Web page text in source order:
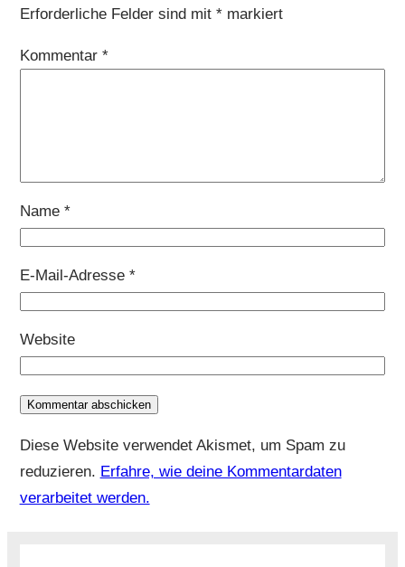
Erforderliche Felder sind mit *markiert
Kommentar *
Name *
E-Mail-Adresse *
Website
Diese Website verwendet Akismet, um Spam zu
reduzieren. Erfahre, wie deine Kommentardaten
verarbeitet werden.